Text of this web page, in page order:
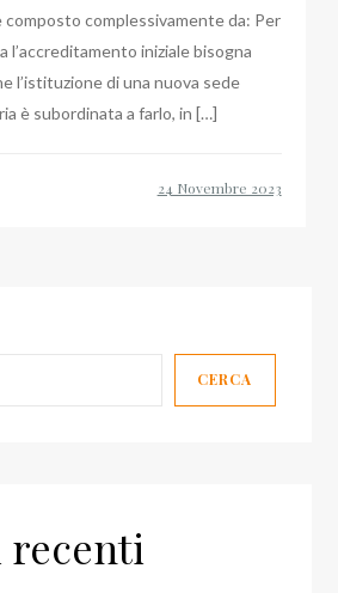
composto complessivamente da: Per
l’accreditamento iniziale bisogna
l’istituzione di una nuova sede
è subordinata a farlo, in […]
CERCA